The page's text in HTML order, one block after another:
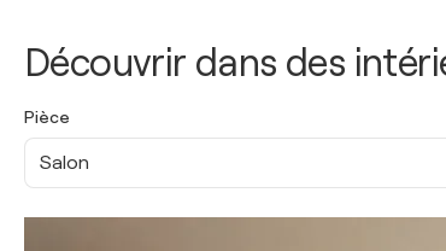
Découvrir dans des
Pièce
Salon